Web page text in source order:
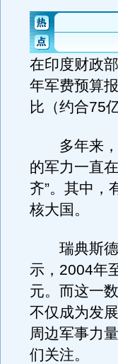
在印度财政
年军费预算
比（约合75
多年来，
的军力一直
齐”。其中，
核大国。
瑞典斯德
示，2004年
元。而这一
不仅成为发
周边军事力
们关注。